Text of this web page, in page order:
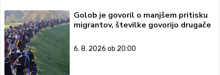
Golob je govoril o manjšem pritisku
migrantov, številke govorijo drugače
6. 8. 2026 ob 20:00